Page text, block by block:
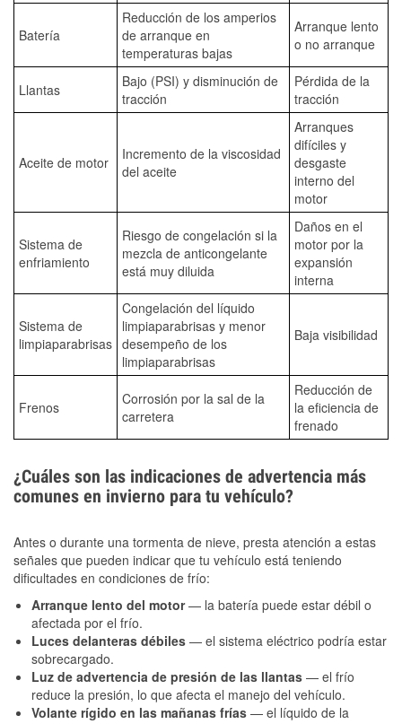
Batería
Reducción de los amperios
de arranque en
temperaturas bajas
Arranque lento
o no arranque
Llantas
Bajo (PSI) y disminución de
tracción
Pérdida de la
tracción
Aceite de motor
Incremento de la viscosidad
del aceite
Arranques
difíciles y
desgaste
interno del
motor
Sistema de
enfriamiento
Riesgo de congelación si la
mezcla de anticongelante
está muy diluida
Daños en el
motor por la
expansión
interna
Sistema de
limpiaparabrisas
Congelación del líquido
limpiaparabrisas y menor
desempeño de los
limpiaparabrisas
Baja visibilidad
Frenos
Corrosión por la sal de la
carretera
Reducción de
la eficiencia de
frenado
¿Cuáles son las indicaciones de advertencia más
comunes en invierno para tu vehículo?
Antes o durante una tormenta de nieve, presta atención a estas
señales que pueden indicar que tu vehículo está teniendo
dificultades en condiciones de frío:
Arranque lento del motor— la batería puede estar débil o
afectada por el frío.
Luces delanteras débiles — el sistema eléctrico podría estar
sobrecargado.
Luz de advertencia de presión de las llantas — el frío
reduce la presión, lo que afecta el manejo del vehículo.
Volante rígido en las mañanas frías — el líquido de la